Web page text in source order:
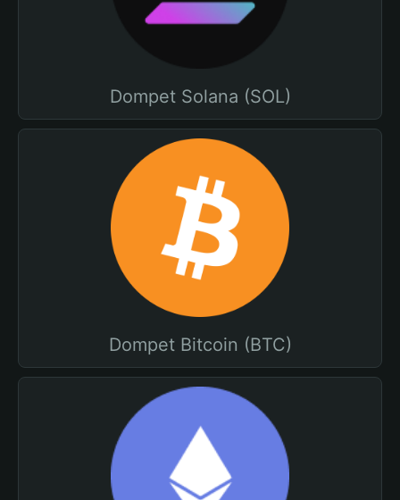
Dompet Solana (SOL)
Dompet Bitcoin (BTC)